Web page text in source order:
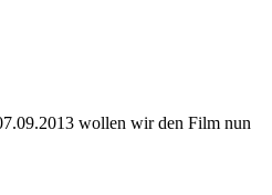
wollen wir den Film nun